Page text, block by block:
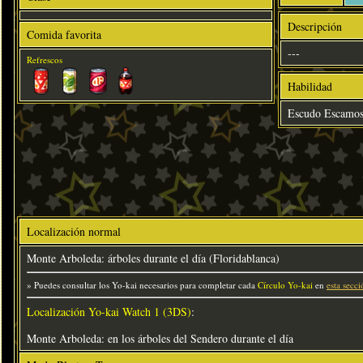
Comida favorita
Refrescos
Descripción
---
Habilidad
Escudo
Localización normal
Monte Arboleda: árboles durante el día (Floridablanca)
» Puedes consultar los Yo-kai necesarios para completar cada Círculo Yo-kai en esta
Localización Yo-kai Watch 1 (3DS):
Monte Arboleda: en los árboles del Sendero durante el día